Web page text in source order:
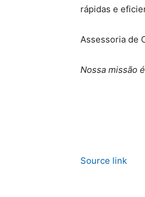
rápidas e
Assessoria de
Nossa missão
Source link